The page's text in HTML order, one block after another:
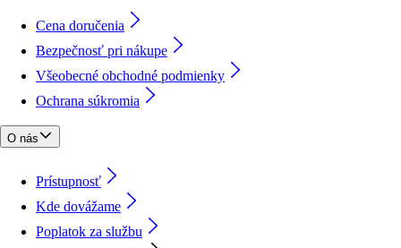
Cena doručenia
Bezpečnosť pri nákupe
Všeobecné obchodné podmienky
Ochrana súkromia
O nás
Prístupnosť
Kde dovážame
Poplatok za službu